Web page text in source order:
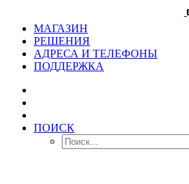
МАГАЗИН
РЕШЕНИЯ
АДРЕСА И ТЕЛЕФОНЫ
ПОДДЕРЖКА
ПОИСК